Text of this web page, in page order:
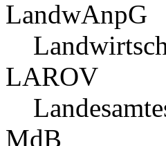
LandwAnpG
LAROV
MdB